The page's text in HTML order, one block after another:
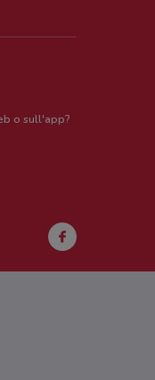
o sull'app?